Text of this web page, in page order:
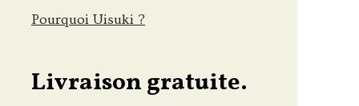
Pourquoi Uisuki ?
Livraison gratuite.